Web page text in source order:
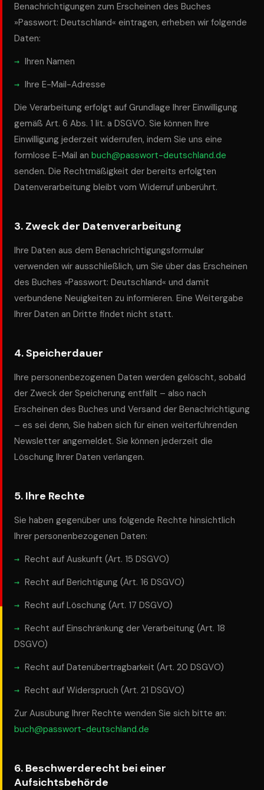
Benachrichtigungen zum Erscheinen des Buches
»Passwort: Deutschland« eintragen, erheben wir folgende
Daten:
Ihren Namen
Ihre E-Mail-Adresse
Die Verarbeitung erfolgt auf Grundlage Ihrer Einwilligung
gemäß Art. 6 Abs. 1 lit. a DSGVO. Sie können Ihre
Einwilligung jederzeit widerrufen, indem Sie uns eine
formlose E-Mail an buch@passwort-deutschland.de
senden. Die Rechtmäßigkeit der bereits erfolgten
Datenverarbeitung bleibt vom Widerruf unberührt.
3. Zweck der Datenverarbeitung
Ihre Daten aus dem Benachrichtigungsformular
verwenden wir ausschließlich, um Sie über das Erscheinen
des Buches »Passwort: Deutschland« und damit
verbundene Neuigkeiten zu informieren. Eine Weitergabe
Ihrer Daten an Dritte findet nicht statt.
4. Speicherdauer
Ihre personenbezogenen Daten werden gelöscht, sobald
der Zweck der Speicherung entfällt – also nach
Erscheinen des Buches und Versand der Benachrichtigung
– es sei denn, Sie haben sich für einen weiterführenden
Newsletter angemeldet. Sie können jederzeit die
Löschung Ihrer Daten verlangen.
5. Ihre Rechte
Sie haben gegenüber uns folgende Rechte hinsichtlich
Ihrer personenbezogenen Daten:
Recht auf Auskunft (Art. 15 DSGVO)
Recht auf Berichtigung (Art. 16 DSGVO)
Recht auf Löschung (Art. 17 DSGVO)
Recht auf Einschränkung der Verarbeitung (Art. 18
DSGVO)
Recht auf Datenübertragbarkeit (Art. 20 DSGVO)
Recht auf Widerspruch (Art. 21 DSGVO)
Zur Ausübung Ihrer Rechte wenden Sie sich bitte an:
buch@passwort-deutschland.de
6. Beschwerderecht bei einer
Aufsichtsbehörde